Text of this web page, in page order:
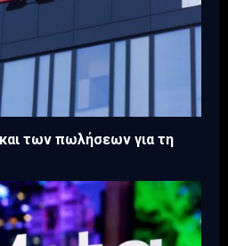
των πωλήσεων για τη